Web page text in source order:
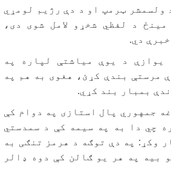
ولسمشر ټرمپ او د دې رژیم لومړي
د لفظي شخړو لامل شوی دی،
دي.
یوازې د یوې میاشتې لپاره په
مرستې بندې کړئ، هغوی به هم په
بمبار بند کړي.
جمهوري پال استازی په دوام کې
چي دا به په سیمه کې د سمدستي
وکړ: په دې توګه د هرمز تنګی به
بیه په هر یو ګالن کې دوه ډالر